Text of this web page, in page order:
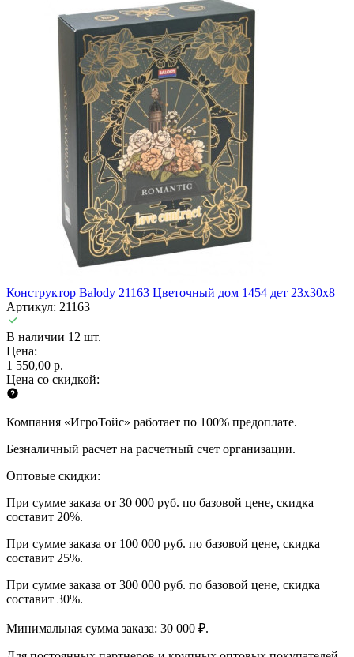
Конструктор Balody 21163 Цветочный дом 1454 дет 23x30x8
Артикул: 21163
В наличии 12 шт.
Цена:
1 550,00 р.
Цена со скидкой:
Компания «ИгроТойс» работает по 100% предоплате.
Безналичный расчет на расчетный счет организации.
Оптовые скидки:
При сумме заказа от 30 000 руб. по базовой цене, скидка
составит 20%.
При сумме заказа от 100 000 руб. по базовой цене, скидка
составит 25%.
При сумме заказа от 300 000 руб. по базовой цене, скидка
составит 30%.
Минимальная сумма заказа: 30 000 ₽.